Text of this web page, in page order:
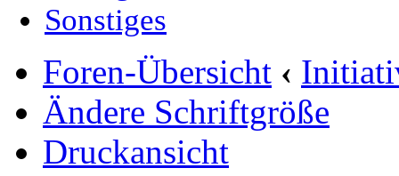
Sonstiges
Foren-Übersicht ‹
Ändere Schriftgröße
Druckansicht